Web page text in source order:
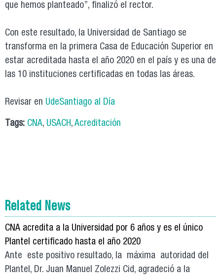
que hemos planteado”, finalizó el rector.
Con este resultado, la Universidad de Santiago se
transforma en la primera Casa de Educación Superior en
estar acreditada hasta el año 2020 en el país y es una de
las 10 instituciones certificadas en todas las áreas.
Revisar en UdeSantiago al Día
Tags: CNA, USACH, Acreditación
Related News
CNA acredita a la Universidad por 6 años y es el único
Plantel certificado hasta el año 2020
Ante este positivo resultado, la máxima autoridad del
Plantel, Dr. Juan Manuel Zolezzi Cid, agradeció a la